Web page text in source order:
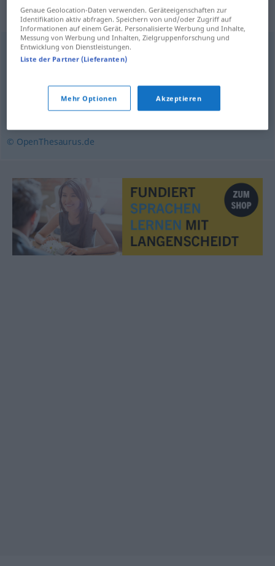
Synonyme für "beabsichtigen"
vorhaben,anpeilen,bezwecken
(erreichen) wollen (Hauptform)
anstreben
© OpenThesaurus.de
Genaue Geolocation-Daten verwenden. Geräteeigenschaften zur
Identifikation aktiv abfragen. Speichern von und/oder Zugriff auf
Informationen auf einem Gerät. Personalisierte Werbung und Inhalte,
Messung von Werbung und Inhalten, Zielgruppenforschung und
Entwicklung von Dienstleistungen.
Liste der Partner (Lieferanten)
Mehr Optionen Akzeptieren